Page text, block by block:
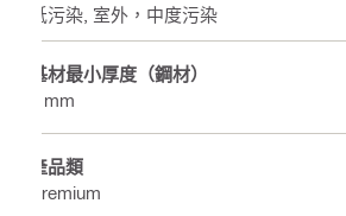
低污染, 室外，中度污染
基材最小厚度（鋼材）
4 mm
產品類
Premium